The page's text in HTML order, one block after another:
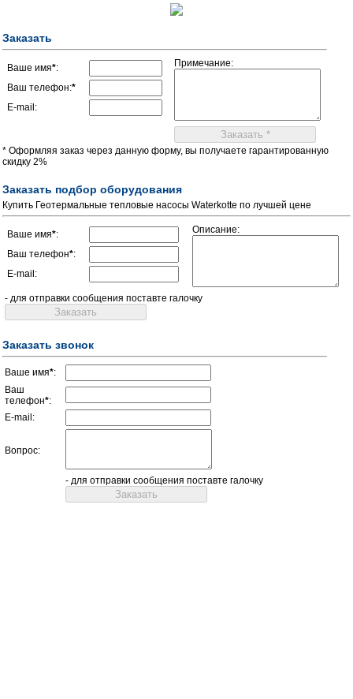
Заказать
Ваше имя*:
Ваш телефон:*
E-mail:
Примечание:
* Оформляя заказ через данную форму, вы получаете гарантированную
скидку 2%
Заказать подбор оборудования
Купить Геотермальные тепловые насосы Waterkotte по лучшей цене
Ваше имя*:
Ваш телефон*:
E-mail:
Описание:
- для отправки сообщения поставте галочку
Заказать звонок
Ваше имя*:
Ваш
телефон*:
E-mail:
Вопрос:
- для отправки сообщения поставте галочку